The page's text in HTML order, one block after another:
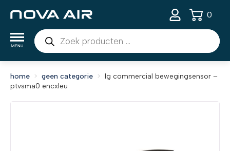
Producten
zoeken
0
home geen categorie
lg commercial bewegingsensor –
ptvsma0 encxleu